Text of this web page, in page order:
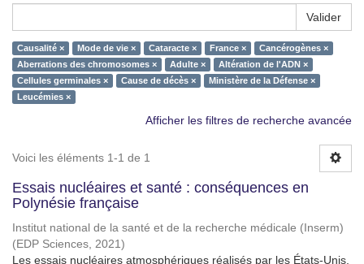
Valider
Causalité × Mode de vie × Cataracte × France ×
Cancérogènes ×
Aberrations des chromosomes ×
Adulte ×
Altération de l'ADN ×
Cellules germinales ×
Cause de décès ×
Ministère de la Défense ×
Leucémies ×
Afficher les filtres de recherche avancée
Voici les éléments 1-1 de 1
Essais nucléaires et santé : conséquences en
Polynésie française
Institut national de la santé et de la recherche médicale (Inserm)
(EDP Sciences, 2021)
Les essais nucléaires atmosphériques réalisés par les États-Unis,